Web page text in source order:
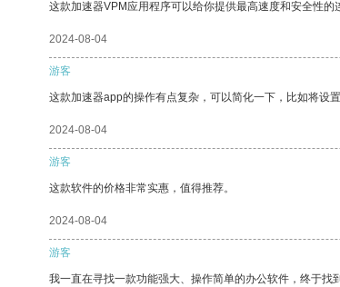
这款加速器VPM应用程序可以给你提供最高速度和安全性的
2024-08-04
游客
这款加速器app的操作有点复杂，可以简化一下，比如将设置
2024-08-04
游客
这款软件的价格非常实惠，值得推荐。
2024-08-04
游客
我一直在寻找一款功能强大、操作简单的办公软件，终于找